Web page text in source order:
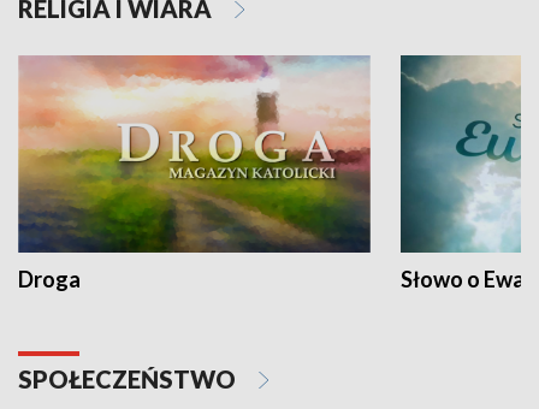
RELIGIA I WIARA
Droga Słowo o
SPOŁECZEŃSTWO